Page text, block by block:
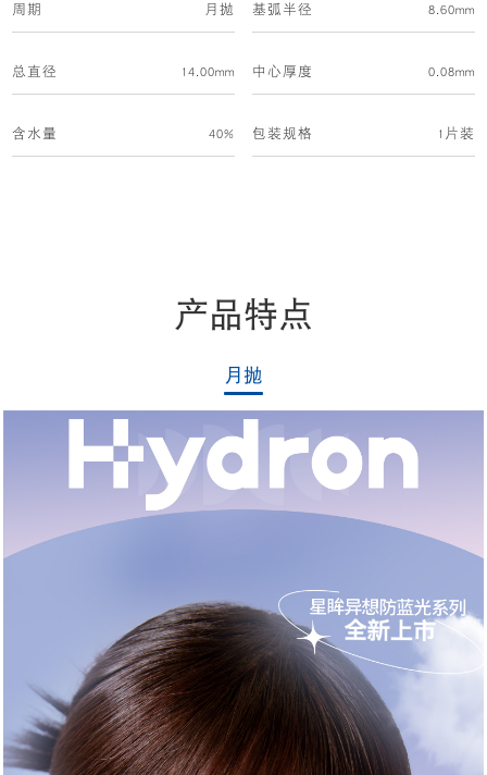
周期 月抛 基弧半径 8.60mm
总直径 14.00mm 中心厚度 0.08mm
含水量 40% 包装规格 1片装
产品特点
月抛